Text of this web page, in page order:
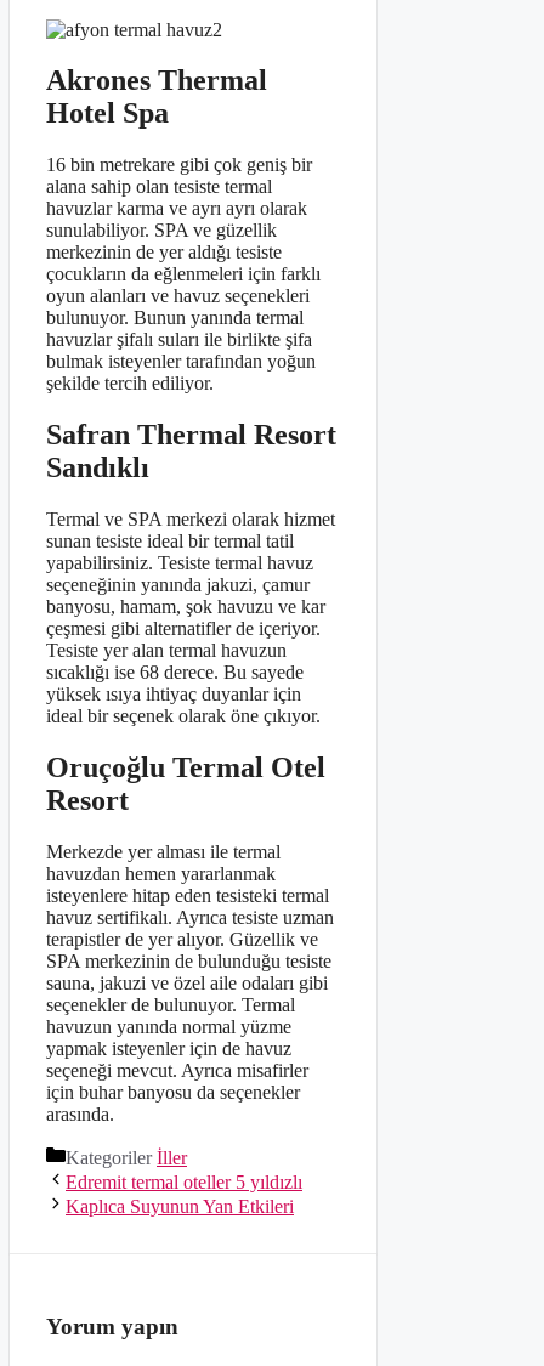
Akrones Thermal
Hotel Spa
16 bin metrekare gibi çok geniş bir
alana sahip olan tesiste termal
havuzlar karma ve ayrı ayrı olarak
sunulabiliyor. SPA ve güzellik
merkezinin de yer aldığı tesiste
çocukların da eğlenmeleri için farklı
oyun alanları ve havuz seçenekleri
bulunuyor. Bunun yanında termal
havuzlar şifalı suları ile birlikte şifa
bulmak isteyenler tarafından yoğun
şekilde tercih ediliyor.
Safran Thermal Resort
Sandıklı
Termal ve SPA merkezi olarak hizmet
sunan tesiste ideal bir termal tatil
yapabilirsiniz. Tesiste termal havuz
seçeneğinin yanında jakuzi, çamur
banyosu, hamam, şok havuzu ve kar
çeşmesi gibi alternatifler de içeriyor.
Tesiste yer alan termal havuzun
sıcaklığı ise 68 derece. Bu sayede
yüksek ısıya ihtiyaç duyanlar için
ideal bir seçenek olarak öne çıkıyor.
Oruçoğlu Termal Otel
Resort
Merkezde yer alması ile termal
havuzdan hemen yararlanmak
isteyenlere hitap eden tesisteki termal
havuz sertifikalı. Ayrıca tesiste uzman
terapistler de yer alıyor. Güzellik ve
SPA merkezinin de bulunduğu tesiste
sauna, jakuzi ve özel aile odaları gibi
seçenekler de bulunuyor. Termal
havuzun yanında normal yüzme
yapmak isteyenler için de havuz
seçeneği mevcut. Ayrıca misafirler
için buhar banyosu da seçenekler
arasında.
Kategorilerİller
Edremit termal oteller 5 yıldızlı
Kaplıca Suyunun Yan Etkileri
Yorum yapın